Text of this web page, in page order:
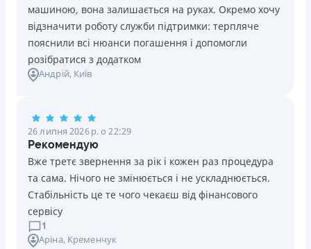
Погашення
В касах і терміналах відділень
Онлайн (через сайт або інтернет-банкінг)
Через термінали самообслуговування
Через термінали Приватбанку
Ліцензія переоформлена 27.03.2024 р.
Вся інформація про кредит
ОТРИМАТИ ПОЗИКУ Детальніше
машиною, вона залишається на руках. Окремо хочу
відзначити роботу служби підтримки: терпляче
пояснили всі нюанси погашення і допомогли
розібратися з додатком
Андрій, Київ
26 липня 2026 р. о 22:29
Рекомендую
Вже третє звернення за рік і кожен раз процедура
та сама. Нічого не змінюється і не ускладнюється.
Стабільність це те чого чекаєш від фінансового
сервісу
1
Аріна, Кременчук